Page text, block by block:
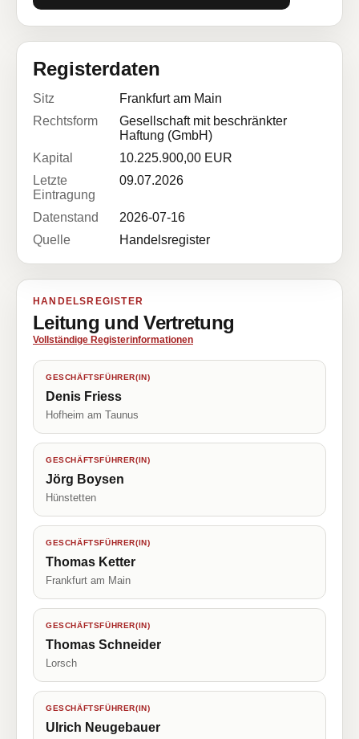
Registerdaten
Sitz
Frankfurt am Main
Rechtsform
Gesellschaft mit beschränkter
Haftung (GmbH)
Kapital
10.225.900,00 EUR
Letzte
Eintragung
09.07.2026
Datenstand
2026-07-16
Quelle
Handelsregister
HANDELSREGISTER
Leitung und Vertretung
Vollständige Registerinformationen
GESCHÄFTSFÜHRER(IN)
Denis Friess
Hofheim am Taunus
GESCHÄFTSFÜHRER(IN)
Jörg Boysen
Hünstetten
GESCHÄFTSFÜHRER(IN)
Thomas Ketter
Frankfurt am Main
GESCHÄFTSFÜHRER(IN)
Thomas Schneider
Lorsch
GESCHÄFTSFÜHRER(IN)
Ulrich Neugebauer